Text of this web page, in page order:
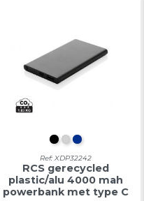
ZWART
ZILVER
BLAUW
Ref: XDP32242
RCS gerecycled
plastic/alu 4000 mah
powerbank met type C